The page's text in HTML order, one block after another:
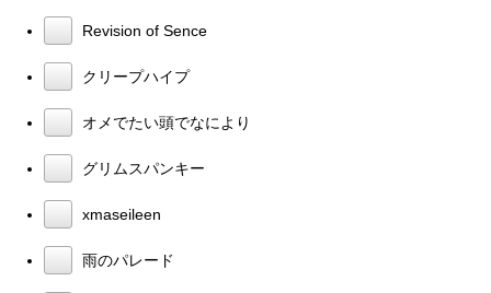
Revision of Sence
クリープハイプ
オメでたい頭でなにより
グリムスパンキー
xmaseileen
雨のパレード